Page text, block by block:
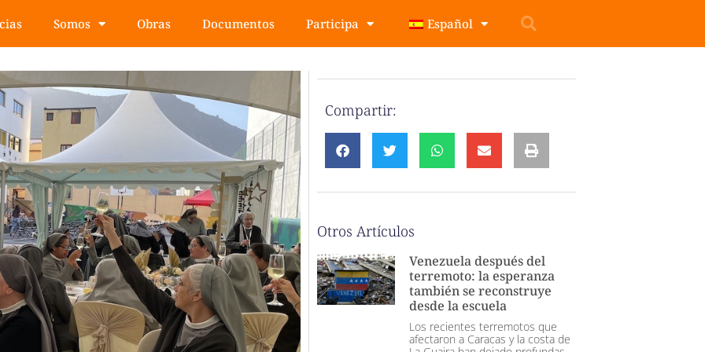
Somos Obras Documentos Participa Español
Compartir:
Otros Artículos
Venezuela después del
terremoto: la esperanza
también se reconstruye
desde la escuela
Los recientes terremotos que
afectaron a Caracas y la costa de